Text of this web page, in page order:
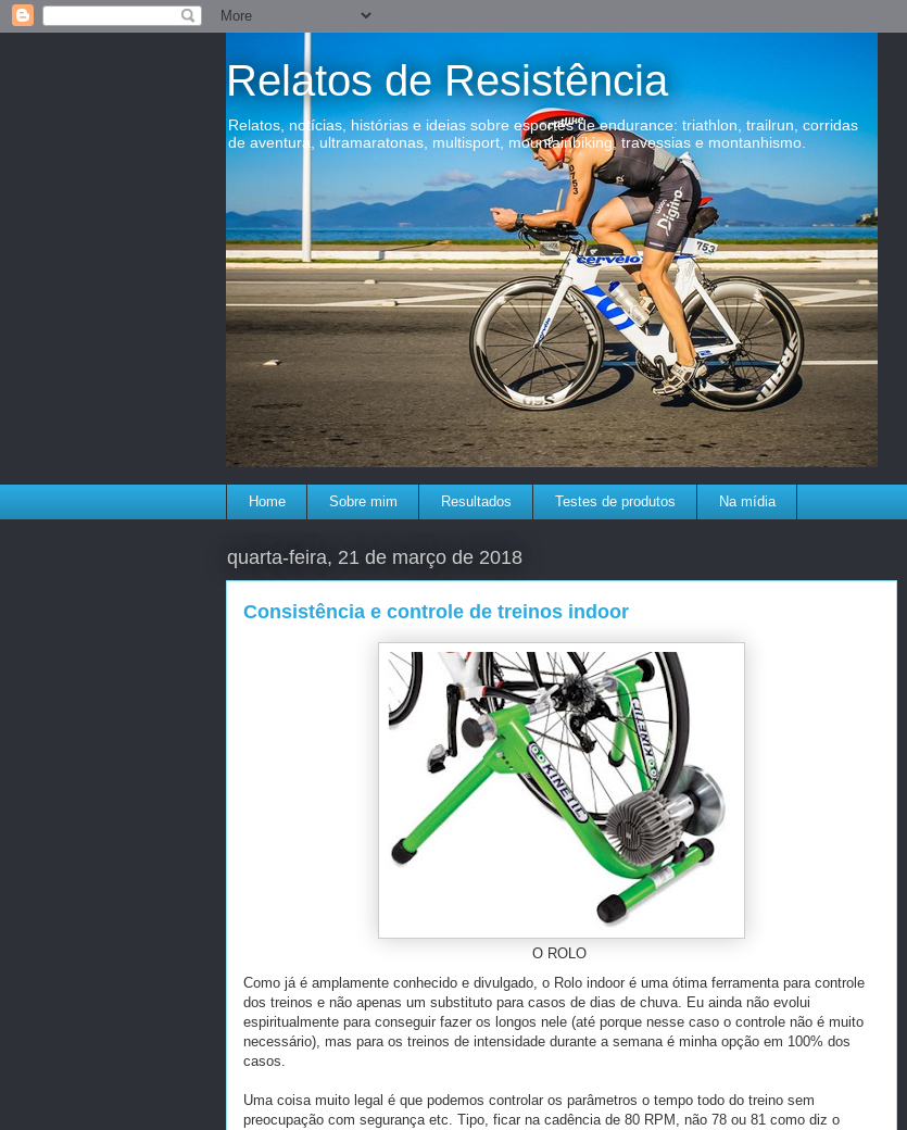
Relatos de Resistência
Relatos, notícias, histórias e ideias sobre esportes de endurance: triathlon, trailrun, corridas
de aventura, ultramaratonas, multisport, mountainbiking, travessias e montanhismo.
Home Sobre mim Resultados Testes de produtos Na mídia
quarta-feira, 21 de março de 2018
Consistência e controle de treinos indoor
O ROLO
Como já é amplamente conhecido e divulgado, o Rolo indoor é uma ótima ferramenta para controle
dos treinos e não apenas um substituto para casos de dias de chuva. Eu ainda não evolui
espiritualmente para conseguir fazer os longos nele (até porque nesse caso o controle não é muito
necessário), mas para os treinos de intensidade durante a semana é minha opção em 100% dos
casos.
Uma coisa muito legal é que podemos controlar os parâmetros o tempo todo do treino sem
preocupação com segurança etc. Tipo, ficar na cadência de 80 RPM, não 78 ou 81 como diz o